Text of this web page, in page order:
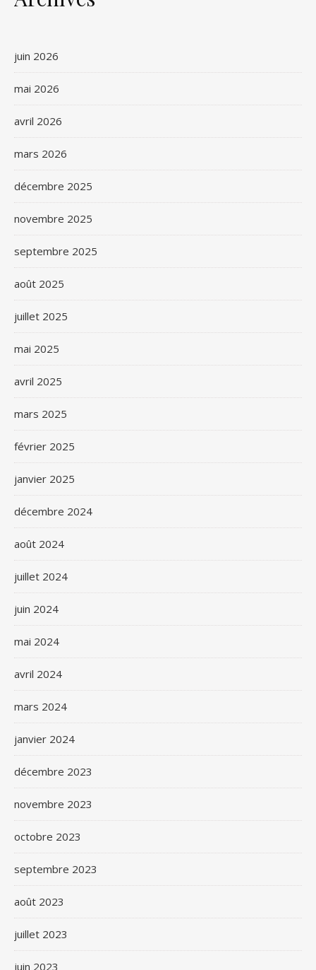
juin 2026
mai 2026
avril 2026
mars 2026
décembre 2025
novembre 2025
septembre 2025
août 2025
juillet 2025
mai 2025
avril 2025
mars 2025
février 2025
janvier 2025
décembre 2024
août 2024
juillet 2024
juin 2024
mai 2024
avril 2024
mars 2024
janvier 2024
décembre 2023
novembre 2023
octobre 2023
septembre 2023
août 2023
juillet 2023
juin 2023